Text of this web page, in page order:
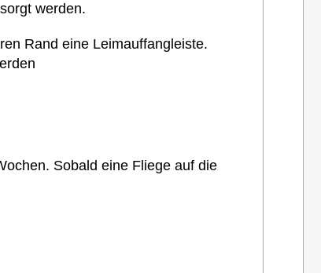
werden.
Rand eine Leimauffangleiste.
Sobald eine Fliege auf die